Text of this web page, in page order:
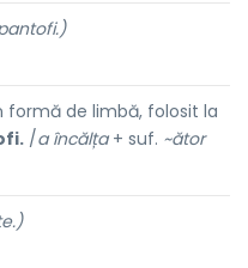
formă de limbă, folosit la
/a încălța+ suf. ~ător